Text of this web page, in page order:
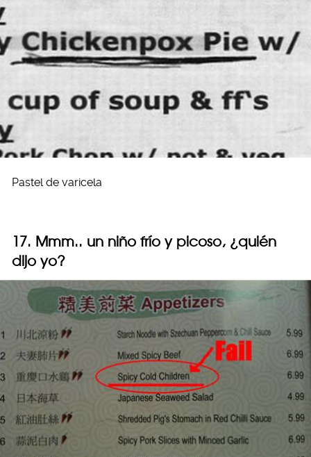
Pastel de varicela
17. Mmm.. un niño frío y picoso, ¿quién
dijo yo?